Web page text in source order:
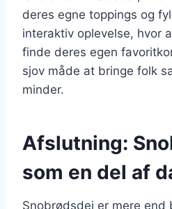
deres egne toppings og
interaktiv oplevelse, hvor
finde deres egen
sjov måde at bringe folk
minder.
Afslutning:
som en del af
Snobrødsdej er mere end